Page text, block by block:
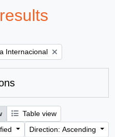
filter:
Internacional
Table view
Direction: Ascending